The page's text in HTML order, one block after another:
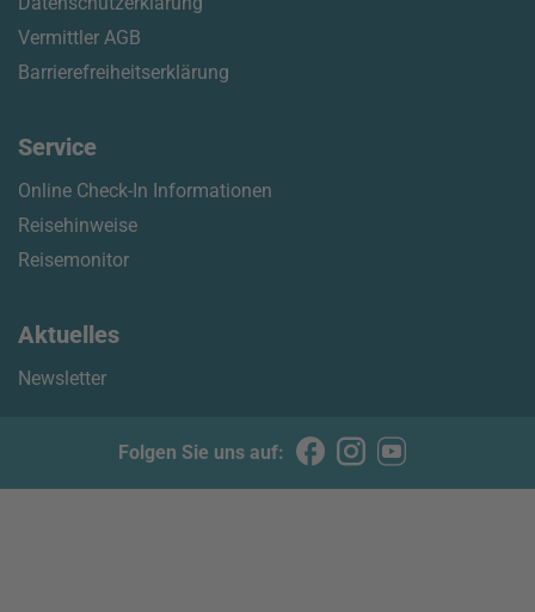
Vermittler AGB
Barrierefreiheitserklärung
Service
Online Check-In Informationen
Reisehinweise
Reisemonitor
Aktuelles
Newsletter
Folgen Sie uns auf: